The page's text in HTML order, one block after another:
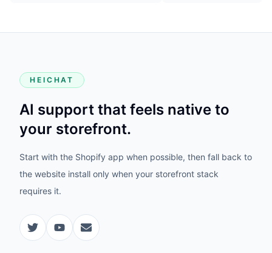
HEICHAT
AI support that feels native to
your storefront.
Start with the Shopify app when possible, then fall back to
the website install only when your storefront stack
requires it.